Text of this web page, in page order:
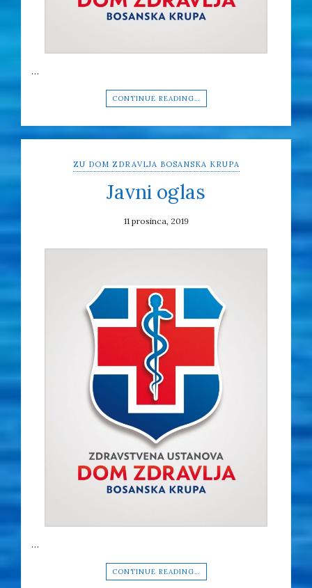
…
CONTINUE READING…
ZU DOM ZDRAVLJA BOSANSKA KRUPA
Javni oglas
11 prosinca, 2019
…
CONTINUE READING…